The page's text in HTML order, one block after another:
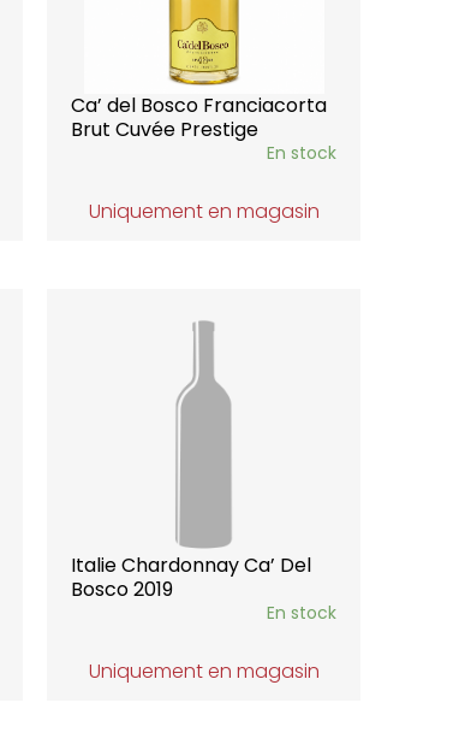
Ca’ del Bosco Franciacorta
Brut Cuvée Prestige
En stock
Uniquement en magasin
Italie Chardonnay Ca’ Del
Bosco 2019
En stock
Uniquement en magasin